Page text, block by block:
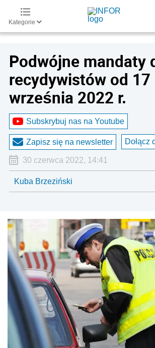
Kategorie
Podwójne mandaty
recydywistów od 17
września 2022 r.
Subskrybuj nas na Youtube
Zapisz się na newsletter Dołącz
30 czerwca 2022, 14:41
Kuba Brzeziński